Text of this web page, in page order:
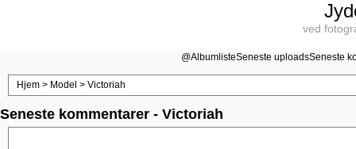
ved
@AlbumlisteSeneste uploadsSeneste
Hjem > Model > Victoriah
Seneste kommentarer - Victoriah